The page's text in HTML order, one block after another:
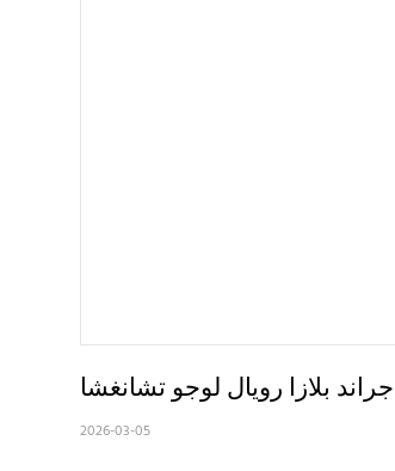
بلازا رويال لوجو تشانغشا
2026-03-05